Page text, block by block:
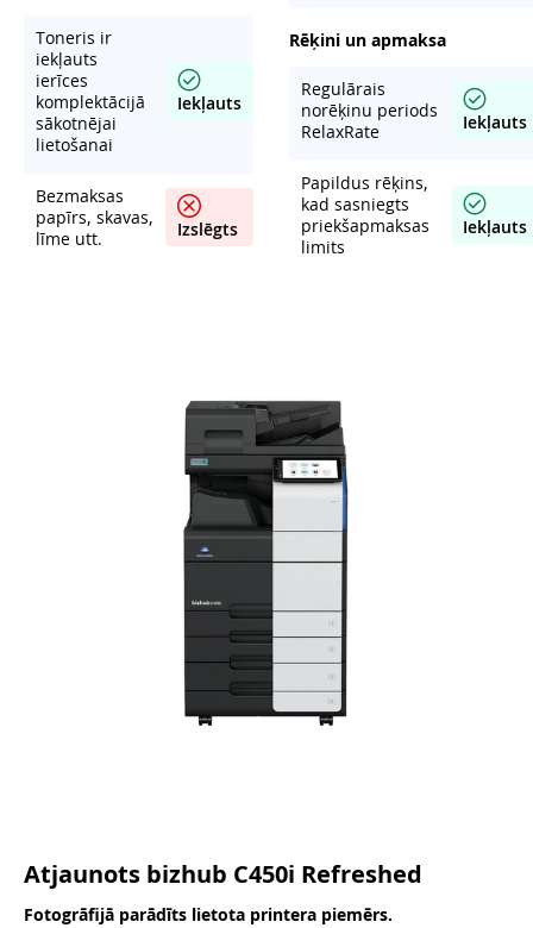
Toneris ir
iekļauts
ierīces
komplektācijā
sākotnējai
lietošanai
Iekļauts
Bezmaksas
papīrs, skavas,
līme utt.
Izslēgts
Rēķini un apmaksa
Regulārais
norēķinu periods
RelaxRate
Iekļauts
Papildus rēķins,
kad sasniegts
priekšapmaksas
limits
Iekļauts
Atjaunots bizhub C450i Refreshed
Fotogrāfijā parādīts lietota printera piemērs.